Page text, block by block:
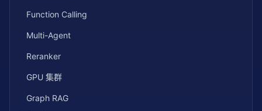
Function Calling
Multi-Agent
Reranker
GPU 集群
Graph RAG